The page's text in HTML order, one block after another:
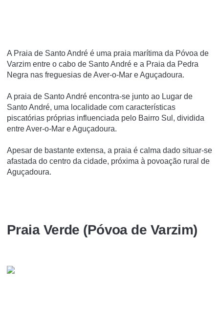
A Praia de Santo André é uma praia marí­tima da Póvoa de
Varzim entre o cabo de Santo André e a Praia da Pedra
Negra nas freguesias de Aver-o-Mar e Aguçadoura.
A praia de Santo André encontra-se junto ao Lugar de
Santo André, uma localidade com caracterí­sticas
piscatórias próprias influenciada pelo Bairro Sul, dividida
entre Aver-o-Mar e Aguçadoura.
Apesar de bastante extensa, a praia é calma dado situar-se
afastada do centro da cidade, próxima à povoação rural de
Aguçadoura.
Praia Verde (Póvoa de Varzim)